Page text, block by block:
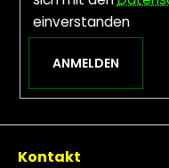
einverstanden
ANMELDEN
Kontakt